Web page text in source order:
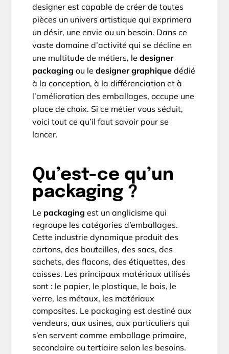
designer est capable de créer de toutes
pièces un univers artistique qui exprimera
un désir, une envie ou un besoin. Dans ce
vaste domaine d’activité qui se décline en
une multitude de métiers, le designer
packaging ou le designer graphiquedédié
à la conception, à la différenciation et à
l’amélioration des emballages, occupe une
place de choix. Si ce métier vous séduit,
voici tout ce qu’il faut savoir pour se
lancer.
Qu’est-ce qu’un
packaging ?
Le packaging est un anglicisme qui
regroupe les catégories d’emballages.
Cette industrie dynamique produit des
cartons, des bouteilles, des sacs, des
sachets, des flacons, des étiquettes, des
caisses. Les principaux matériaux utilisés
sont : le papier, le plastique, le bois, le
verre, les métaux, les matériaux
composites. Le packaging est destiné aux
vendeurs, aux usines, aux particuliers qui
s’en servent comme emballage primaire,
secondaire ou tertiaire selon les besoins.